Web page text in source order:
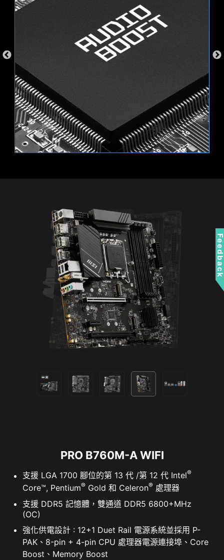
憶體，減少與GPU的來回溝通，進而改善許多遊戲
的效能。
V2 RGB
Bluetooth 5.3
2.5G LAN
PRO B760M-A WIFI
支援 LGA 1700 腳位的第 13 代 /第 12 代 Intel®
Core™, Pentium® Gold 和 Celeron® 處理器
支援 DDR5 記憶體，雙通道 DDR5 6800+MHz
(OC)
強化供電設計 : 12+1 Duet Rail 電源系統並採用 P-
PAK、8-pin + 4-pin CPU 處理器電源連接埠、Core
Boost、Memory Boost